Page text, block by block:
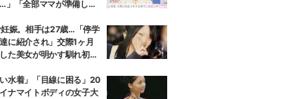
」「全部ママが準備して
娠。相手は27歳…「停学
に紹介され」交際1ヶ月
た美女が明かす馴れ初め
い水着」「目線に困る」20
ナマイトボディの女子大